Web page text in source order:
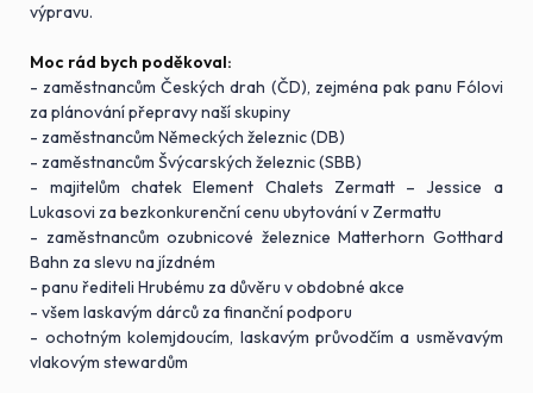
výpravu.
Moc rád bych poděkoval:
- zaměstnancům Českých drah (ČD), zejména pak panu Fólovi
za plánování přepravy naší skupiny
- zaměstnancům Německých železnic (DB)
- zaměstnancům Švýcarských železnic (SBB)
- majitelům chatek Element Chalets Zermatt – Jessice a
Lukasovi za bezkonkurenční cenu ubytování v Zermattu
- zaměstnancům ozubnicové železnice Matterhorn Gotthard
Bahn za slevu na jízdném
- panu řediteli Hrubému za důvěru v obdobné akce
- všem laskavým dárců za finanční podporu
- ochotným kolemjdoucím, laskavým průvodčím a usměvavým
vlakovým stewardům